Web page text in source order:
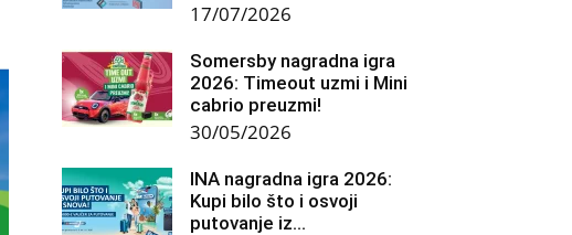
17/07/2026
Somersby nagradna igra
2026: Timeout uzmi i Mini
cabrio preuzmi!
30/05/2026
INA nagradna igra 2026:
Kupi bilo što i osvoji
putovanje iz...